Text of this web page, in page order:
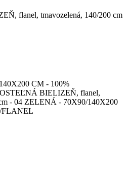
CM - 100%
BIELIZEŇ, flanel,
- 04 ZELENÁ - 70X90/140X200
FLANEL